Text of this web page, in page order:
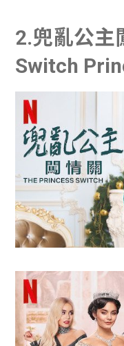
2.兜亂公主
Switch